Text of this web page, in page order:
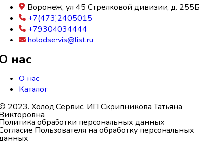
Воронеж, ул 45 Стрелковой дивизии, д. 255Б
+7(473)2405015
+79304034444
holodservis@list.ru
нас
О нас
Каталог
2023. Холод Сервис. ИП Скрипникова Татьяна
обработки персональных данных
Пользователя на обработку персональных